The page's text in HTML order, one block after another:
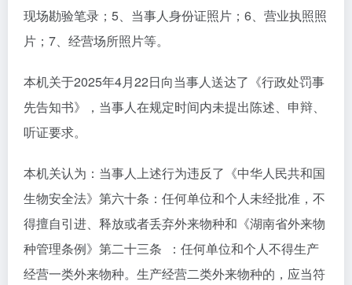
现场勘验笔录；5、当事人身份证照片；6、营业执照照
片；7、经营场所照片等。
本机关于2025年4月22日向当事人送达了《行政处罚事
先告知书》，当事人在规定时间内未提出陈述、申辩、
听证要求。
本机关认为：当事人上述行为违反了《中华人民共和国
生物安全法》第六十条：任何单位和个人未经批准，不
得擅自引进、释放或者丢弃外来物种和《湖南省外来物
种管理条例》第二十三条 ：任何单位和个人不得生产
经营一类外来物种。生产经营二类外来物种的，应当符